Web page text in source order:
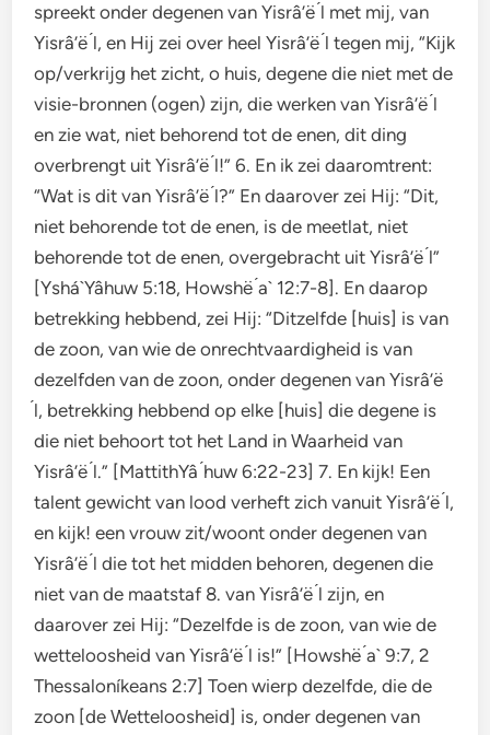
spreekt onder degenen van Yisrâ’ë ́l met mij, van
Yisrâ’ë ́l, en Hij zei over heel Yisrâ’ë ́l tegen mij, “Kijk
op/verkrijg het zicht, o huis, degene die niet met de
visie-bronnen (ogen) zijn, die werken van Yisrâ’ë ́l
en zie wat, niet behorend tot de enen, dit ding
overbrengt uit Yisrâ’ë ́l!” 6. En ik zei daaromtrent:
“Wat is dit van Yisrâ’ë ́l?” En daarover zei Hij: “Dit,
niet behorende tot de enen, is de meetlat, niet
behorende tot de enen, overgebracht uit Yisrâ’ë ́l”
[Yshá`Yâhuw 5:18, Howshë ́a` 12:7-8]. En daarop
betrekking hebbend, zei Hij: “Ditzelfde [huis] is van
de zoon, van wie de onrechtvaardigheid is van
dezelfden van de zoon, onder degenen van Yisrâ’ë
́l, betrekking hebbend op elke [huis] die degene is
die niet behoort tot het Land in Waarheid van
Yisrâ’ë ́l.” [MattithYâ ́huw 6:22-23] 7. En kijk! Een
talent gewicht van lood verheft zich vanuit Yisrâ’ë ́l,
en kijk! een vrouw zit/woont onder degenen van
Yisrâ’ë ́l die tot het midden behoren, degenen die
niet van de maatstaf 8. van Yisrâ’ë ́l zijn, en
daarover zei Hij: “Dezelfde is de zoon, van wie de
wetteloosheid van Yisrâ’ë ́l is!” [Howshë ́a` 9:7, 2
Thessaloníkeans 2:7] Toen wierp dezelfde, die de
zoon [de Wetteloosheid] is, onder degenen van